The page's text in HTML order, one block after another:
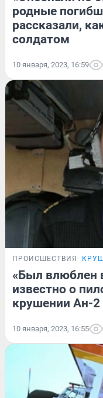
родные
рассказали,
солдатом
10 января, 2023, 16:59
ПРОИСШЕСТВИЯ
«Был влюблен
известно о
крушении Ан-
10 января, 2023, 16:55